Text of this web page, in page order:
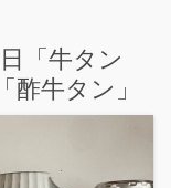
「牛タン
酢牛タン」